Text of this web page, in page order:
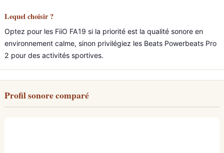
Lequel choisir ?
Optez pour les FiiO FA19 si la priorité est la qualité sonore en
environnement calme, sinon privilégiez les Beats Powerbeats Pro
2 pour des activités sportives.
Profil sonore comparé